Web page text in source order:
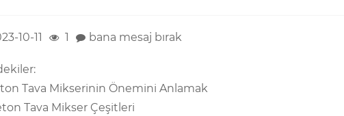
10-11 1 bana mesaj bırak
Tava Mikserinin Önemini Anlamak
Tava Mikser Çeşitleri